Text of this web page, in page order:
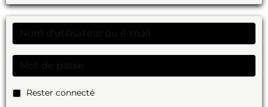
Rester connecté